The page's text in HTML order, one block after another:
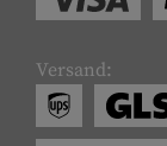
Versand: